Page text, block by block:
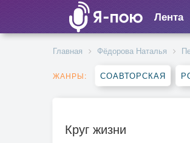
Лента
Главная Фёдорова Наталья
ЖАНРЫ: СОАВТОРСКАЯ
Круг жизни